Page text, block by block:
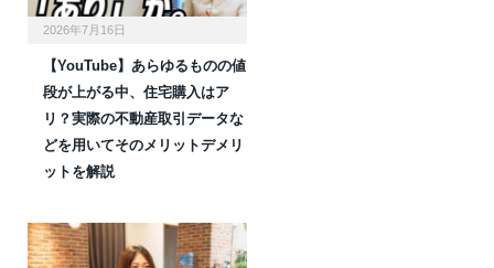
2026年7月16日
【YouTube】あらゆるものの値
段が上がる中、住宅購入はア
リ？実際の不動産取引データな
どを用いてそのメリットデメリ
ットを解説